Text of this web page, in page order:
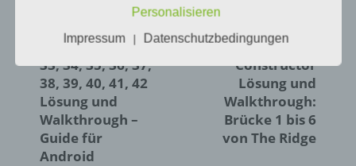
VORIGER ARTIKEL
100 Doors: Level
33, 34, 35, 36, 37,
38, 39, 40, 41, 42
Lösung und
Walkthrough –
Guide für
Android
NÄCHSTER ARTIKEL
Bridge
Constructor
Lösung und
Walkthrough:
Brücke 1 bis 6
von The Ridge
Als identifizierbar wird eine natürliche
Person angesehen, die direkt oder indirekt,
insbesondere mittels Zuordnung zu einer
Kennung wie einem Namen, zu einer
Kennnummer, zu Standortdaten, zu einer
Online-Kennung oder zu einem oder
mehreren besonderen Merkmalen, die
Ausdruck der physischen, physiologischen,
genetischen, psychischen, wirtschaftlichen,
kulturellen oder sozialen Identität dieser
Personalisieren
Impressum
| Datenschutzbedingungen